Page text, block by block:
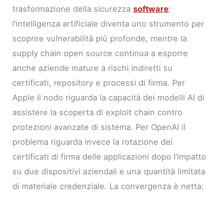
trasformazione della sicurezzasoftware:
l’intelligenza artificiale diventa uno strumento per
scoprire vulnerabilità più profonde, mentre la
supply chain open source continua a esporre
anche aziende mature a rischi indiretti su
certificati, repository e processi di firma. Per
Apple il nodo riguarda la capacità dei modelli AI di
assistere la scoperta di exploit chain contro
protezioni avanzate di sistema. Per OpenAI il
problema riguarda invece la rotazione dei
certificati di firma delle applicazioni dopo l’impatto
su due dispositivi aziendali e una quantità limitata
di materiale credenziale. La convergenza è netta: